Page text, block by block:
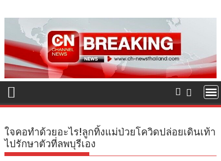
to
content
ใจคอทำด้วยอะไร!ลูกทิ้งแม่ป่วยโควิดปล่อยเดินเท้า
ไปรักษาตัวที่ลพบุรีเอง